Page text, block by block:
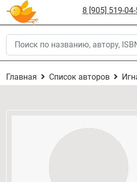
8 [905] 519-
Главная Список авторов